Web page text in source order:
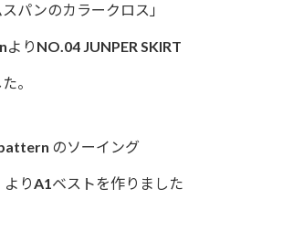
スパンのカラークロス」
りNO.04 JUNPER SKIRT
。
のソーイング
りA1ベストを作りました